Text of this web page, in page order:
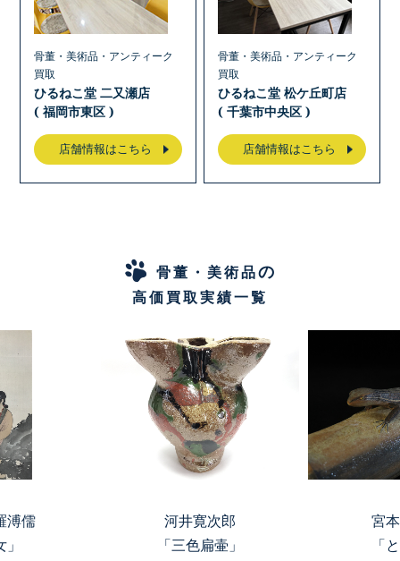
骨董・美術品・アンティーク
買取
ひるねこ堂 二又瀬店
( 福岡市東区 )
店舗情報はこちら
骨董・美術品・アンティーク
買取
ひるねこ堂 松ケ丘町店
( 千葉市中央区 )
店舗情報はこちら
骨董・美術品の
高価買取実績一覧
溥儒
河井寛次郎
「三色扁壷」
宮
「